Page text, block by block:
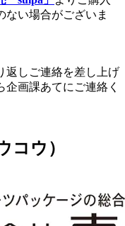
ない場合がございま
返しご連絡を差し上げ
企画課あてにご連絡く
ウ）